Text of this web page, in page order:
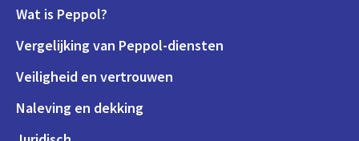
Wat is Peppol?
Vergelijking van Peppol-diensten
Veiligheid en vertrouwen
Naleving en dekking